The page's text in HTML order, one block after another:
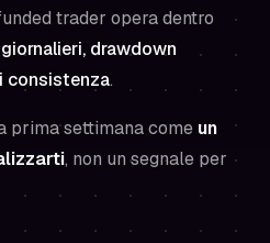
trader opera dentro
drawdown
consistenza.
prima settimana come un
, non un segnale per